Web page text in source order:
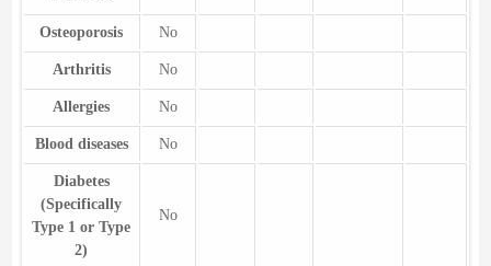
Osteoporosis No
Arthritis No
Allergies No
Blood diseases No
Diabetes
(Specifically
Type 1 or Type
2)
No